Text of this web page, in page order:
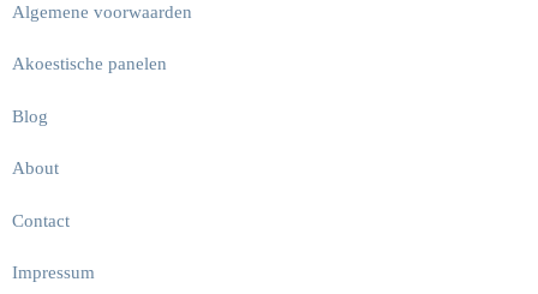
Algemene voorwaarden
Akoestische panelen
Blog
About
Contact
Impressum